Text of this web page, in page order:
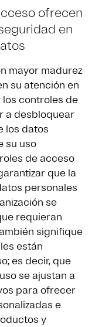
ofrecen
en
mayor madurez
su atención en
controles de
a desbloquear
los datos
su uso
de acceso
que la
personales
se
requieran
signifique
están
es decir, que
se ajustan a
para ofrecer
e
y